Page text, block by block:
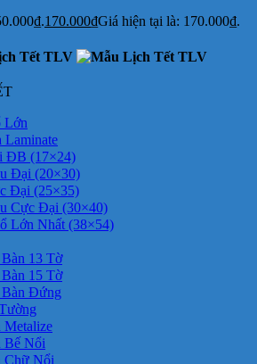
170.000₫Giá hiện tại là: 170.000₫.
Lớn
ĐB (17×24)
Đại (20×30)
Đại (25×35)
Cực Đại (30×40)
Lớn Nhất (38×54)
13 Tờ
15 Tờ
Đứng
Nổi
Nổi